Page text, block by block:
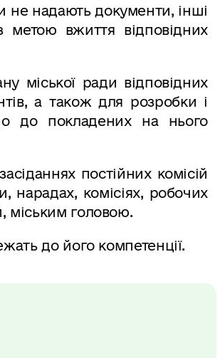
не надають документи, інші
метою вжиття відповідних
міської ради відповідних
а також для розробки і
до покладених на нього
постійних комісій
нарадах, комісіях, робочих
міським головою.
до його компетенції.